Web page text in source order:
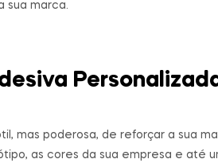
sua marca.
mas poderosa, de reforçar a sua
as cores da sua empresa e até